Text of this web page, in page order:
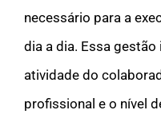
necessário para a
dia a dia. Essa
atividade do
profissional e o nível